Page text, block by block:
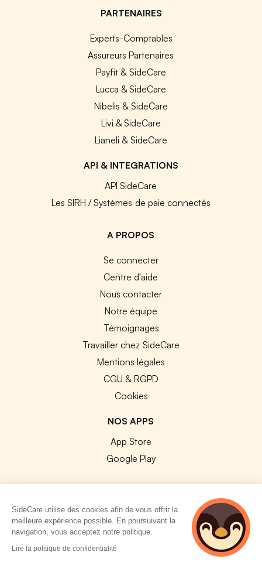
PARTENAIRES
Experts-Comptables
Assureurs Partenaires
Payfit & SideCare
Lucca & SideCare
Nibelis & SideCare
Livi & SideCare
Lianeli & SideCare
API & INTEGRATIONS
API SideCare
Les SIRH / Systèmes de paie connectés
A PROPOS
Se connecter
Centre d'aide
Nous contacter
Notre équipe
Témoignages
Travailler chez SideCare
Mentions légales
CGU & RGPD
Cookies
NOS APPS
App Store
Google Play
© 2026 SideCare. Tous droits réservés.
SideCare utilise des cookies afin de vous offrir la
meilleure expérience possible. En poursuivant la
navigation, vous acceptez notre politique.
Lire la politique de confidentialité
4 personnes
consultent